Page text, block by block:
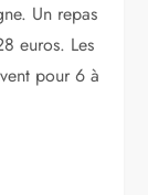
Un repas
euros. Les
pour 6 à